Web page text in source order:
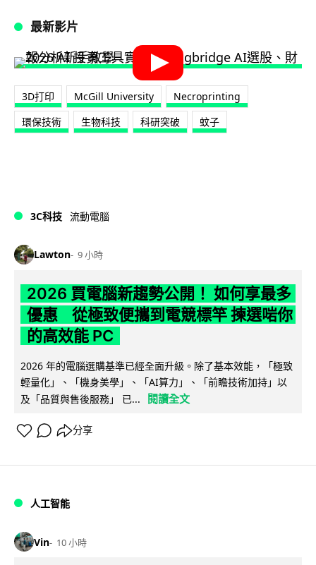
最新影片
3D打印 McGill University
Necroprinting
環保技術
生物科技 科研突破 蚊子
3C科技 流動電腦
Lawton 9 小時
2026 買電腦新趨勢公開！ 如何享最多
優惠 從極致便攜到電競標竿 揀選啱你
的高效能 PC
2026 年的電腦選購基準已經全面升級。除了基本效能，「極致
輕量化」、「機身美學」、「AI算力」、「前瞻技術加持」以
及「品質與售後服務」 已...
閱讀全文
分享
人工智能
Vin 10 小時